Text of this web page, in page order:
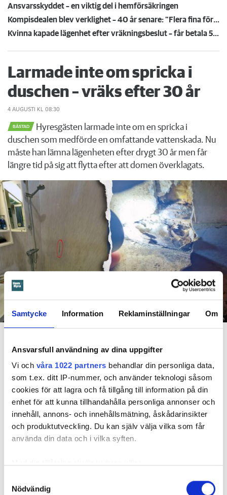
Samtycke Information Reklaminställningar Om
Ansvarsfull användning av dina uppgifter
Vi och våra 1022 partners behandlar din personliga data,
som t.ex. ditt IP-nummer, och använder teknologi såsom
cookies för att lagra och få tillgång till information på din
enhet för att kunna tillhandahålla personliga annonser och
innehåll, annons- och innehållsmätning, åskådarinsikter
och produktutveckling. Du kan själv välja vilka som får
använda din data och i vilka syften.
som kan ha en noggrannhet på upp till flera meter
Nödvändig
Ansvarsskyddet – en viktig del i hemförsäkringen
Kompisdealen blev verklighet – 40 år senare: "Flera fina fördelar med att dela bostad"
Kvinna kapade lägenhet efter vräkningsbeslut – får betala 50 000
Larmade inte om spricka i
duschen – vräks efter 30 år
4 AUGUSTI KL 08:30
BÅSTAD
Hyresgästen larmade inte om en spricka i
duschen som medförde en omfattande vattenskada. Nu
måste han lämna lägenheten efter drygt 30 år men får
längre tid på sig att flytta efter att domen överklagats.
Foto: Hyresnämnden
En inspektion visade att vatten under en längre tid läckt in genom sprickor i väggen (de
Dela Tweeta
Hyresgästen har bott i lägenheten i skånska Båstad sedan
1995 men måste nu flytta sedan hans kontrakt prövats både
i hyresnämnden och i hovrätten.
Skada upptäcktes av hantverkare
duschmunstycke under hösten förra året som en spricka i
plastmattan på väggen i duschen upptäcktes. Strax efter
detta lät värden ett företag göra en besiktning av